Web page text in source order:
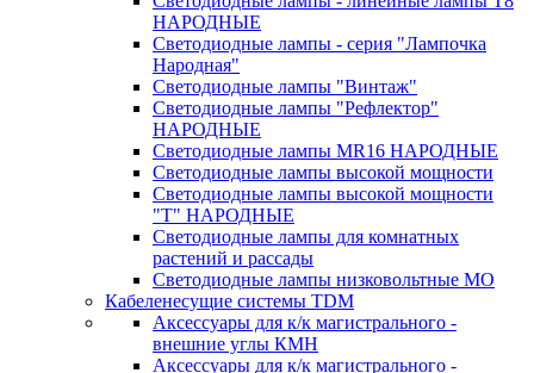
НАРОДНЫЕ
Светодиодные лампы - серия "Лампочка
Народная"
Светодиодные лампы "Винтаж"
Светодиодные лампы "Рефлектор"
НАРОДНЫЕ
Светодиодные лампы MR16 НАРОДНЫЕ
Светодиодные лампы высокой мощности
Светодиодные лампы высокой мощности
"Т" НАРОДНЫЕ
Светодиодные лампы для комнатных
растений и рассады
Светодиодные лампы низковольтные МО
Кабеленесущие системы TDM
Аксессуары для к/к магистрального -
внешние углы КМН
Аксессуары для к/к магистрального -